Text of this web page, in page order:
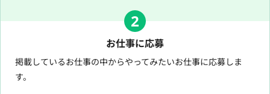
2
お仕事に応募
掲載しているお仕事の中からやってみたいお仕事に応募しま
す。